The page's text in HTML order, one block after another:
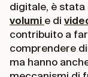
digitale, è stata
volumi e di
contribuito a
comprendere
ma hanno